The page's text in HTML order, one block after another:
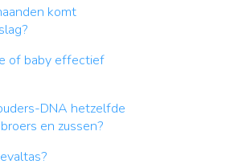
komt
of baby effectief
DNA hetzelfde
en zussen?